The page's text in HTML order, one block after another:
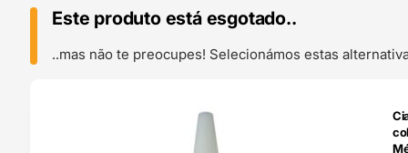
Este produto está esgotado..
..mas não te preocupes! Selecionámos estas